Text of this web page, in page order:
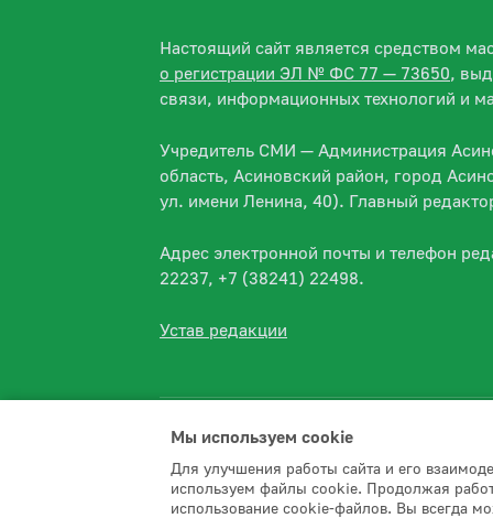
Настоящий сайт является средством
о регистрации ЭЛ № ФС 77 — 73650,
связи, информационных технологий и
Учредитель СМИ — Администрация
область, Асиновский район, город
ул. имени Ленина, 40). Главный
Адрес электронной почты и телефон
22237, +7 (38241) 22498.
Устав редакции
2026 © Асиновское городское
Мы используем сookie
Для улучшения работы сайта и его
используем файлы cookie. Продолжая
использование cookie-файлов. Вы всегда